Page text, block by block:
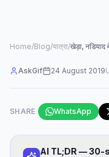
Home/Blog/यात्रा/खेड़ा, नडियाद
AskGif 24 August 2019
SHARE WhatsApp
AI TL;DR —